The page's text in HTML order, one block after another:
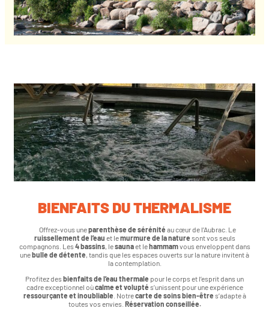
BIENFAITS DU THERMALISME
Offrez-vous uneparenthèse de sérénité au cœur de l’Aubrac. Le
ruissellement de l’eau et lemurmure de la nature sont vos seuls
compagnons. Les 4 bassins, lesaunaet lehammamvous enveloppent dans
unebulle de détente, tandis que les espaces ouverts sur la nature invitent à
la contemplation.
Profitez des bienfaits de l’eau thermale pour le corps et l’esprit dans un
cadre exceptionnel oùcalme et volupté s’unissent pour une expérience
ressourçante et inoubliable . Notrecarte de soins bien-être s’adapte à
toutes vos envies. Réservation conseillée.